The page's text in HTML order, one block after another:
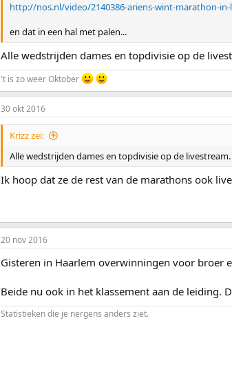
http://nos.nl/video/2140386-ariens-wint-marathon-
en dat in een hal met palen...
Alle wedstrijden dames en topdivisie op de
't is zo weer Oktober
30 okt 2016
Krizz zei:
Alle wedstrijden dames en topdivisie op de
Ik hoop dat ze de rest van de marathons ook
20 nov 2016
Gisteren in Haarlem overwinningen voor broer
Beide nu ook in het klassement aan de leiding.
Statistieken die je nergens anders ziet.